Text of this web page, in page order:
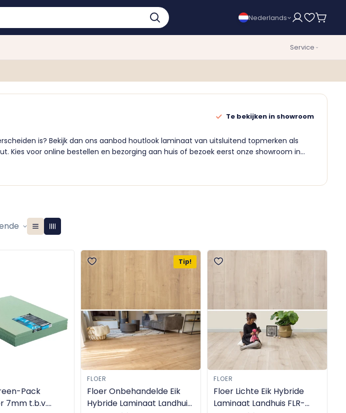
Nederlands
Service
Te bekijken in showroom
is? Bekijk dan ons aanbod houtlook laminaat van uitsluitend topmerken als
Kies voor online bestellen en bezorging aan huis of bezoek eerst onze showroom in
Pack
7mm t.b.v.
Tip!
FLOER
Floer Onbehandelde Eik
Hybride Laminaat Landhuis
FLOER
Floer Lichte Eik Hybride
Laminaat Landhuis FLR-